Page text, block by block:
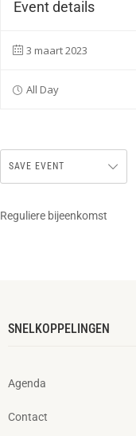
Event details
3 maart 2023
All Day
SAVE EVENT
Reguliere bijeenkomst
SNELKOPPELINGEN
Agenda
Contact